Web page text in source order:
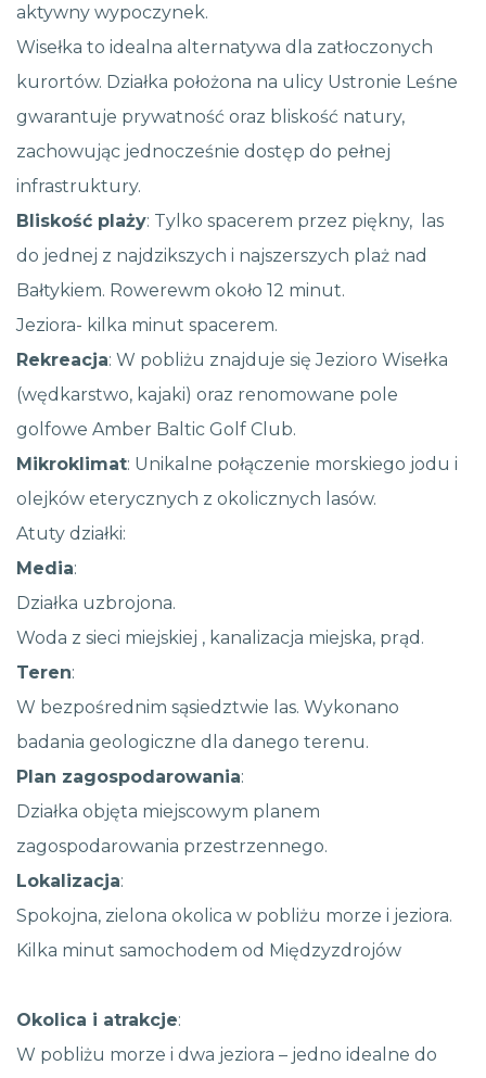
aktywny wypoczynek.
Wisełka to idealna alternatywa dla zatłoczonych
kurortów. Działka położona na ulicy Ustronie Leśne
gwarantuje prywatność oraz bliskość natury,
zachowując jednocześnie dostęp do pełnej
infrastruktury.
Bliskość plaży: Tylko spacerem przez piękny, las
do jednej z najdzikszych i najszerszych plaż nad
Bałtykiem. Rowerewm około 12 minut.
Jeziora- kilka minut spacerem.
Rekreacja: W pobliżu znajduje się Jezioro Wisełka
(wędkarstwo, kajaki) oraz renomowane pole
golfowe Amber Baltic Golf Club.
Mikroklimat: Unikalne połączenie morskiego jodu i
olejków eterycznych z okolicznych lasów.
Atuty działki:
Media:
Działka uzbrojona.
Woda z sieci miejskiej , kanalizacja miejska, prąd.
Teren:
W bezpośrednim sąsiedztwie las. Wykonano
badania geologiczne dla danego terenu.
Plan zagospodarowania:
Działka objęta miejscowym planem
zagospodarowania przestrzennego.
Lokalizacja:
Spokojna, zielona okolica w pobliżu morze i jeziora.
Kilka minut samochodem od Międzyzdrojów
Okolica i atrakcje:
W pobliżu morze i dwa jeziora – jedno idealne do